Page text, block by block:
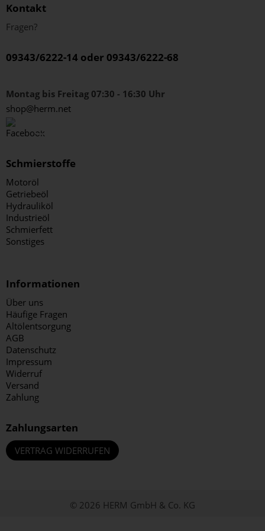
Kontakt
Fragen?
09343/6222-14 oder 09343/6222-68
Montag bis Freitag 07:30 - 16:30 Uhr
shop@herm.net
Schmierstoffe
Motoröl
Getriebeöl
Hydrauliköl
Industrieöl
Schmierfett
Sonstiges
Informationen
Über uns
Häufige Fragen
Altölentsorgung
AGB
Datenschutz
Impressum
Widerruf
Versand
Zahlung
Zahlungsarten
VERTRAG WIDERRUFEN
© 2026 HERM GmbH & Co. KG